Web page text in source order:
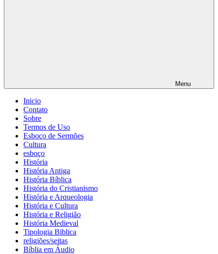
Menu
Inicio
Contato
Sobre
Termos de Uso
Esboço de Sermões
Cultura
esboço
História
História Antiga
História Bíblica
História do Cristianismo
História e Arqueologia
História e Cultura
História e Religião
História Medieval
Tipologia Biblica
religiões/seitas
Bíblia em Áudio